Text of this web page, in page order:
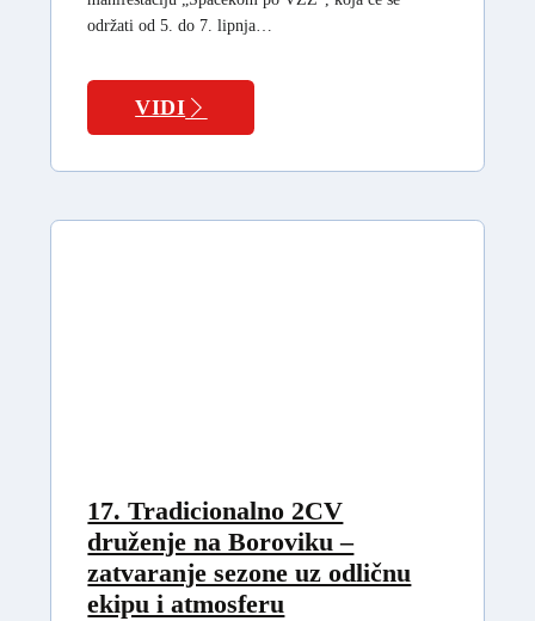
održati od 5. do 7. lipnja…
VIDI
17. Tradicionalno 2CV
druženje na Boroviku –
zatvaranje sezone uz odličnu
ekipu i atmosferu